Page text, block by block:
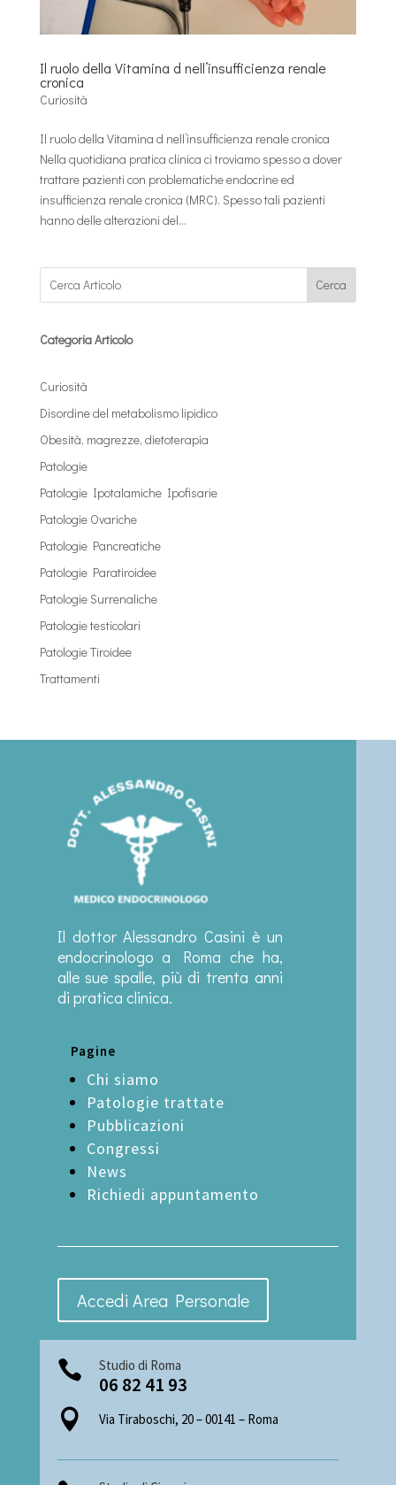
Il ruolo della Vitamina d nell’insufficienza renale
cronica
Curiosità
Il ruolo della Vitamina d nell’insufficienza renale cronica
Nella quotidiana pratica clinica ci troviamo spesso a dover
trattare pazienti con problematiche endocrine ed
insufficienza renale cronica (MRC). Spesso tali pazienti
hanno delle alterazioni del...
Cerca
Categoria Articolo
Curiosità
Disordine del metabolismo lipidico
Obesità, magrezze, dietoterapia
Patologie
Patologie Ipotalamiche Ipofisarie
Patologie Ovariche
Patologie Pancreatiche
Patologie Paratiroidee
Patologie Surrenaliche
Patologie testicolari
Patologie Tiroidee
Trattamenti
Il dottor Alessandro Casini è un
endocrinologo a Roma che ha,
alle sue spalle, più di trenta anni
di pratica clinica.
Pagine
Chi siamo
Patologie trattate
Pubblicazioni
Congressi
News
Richiedi appuntamento
Accedi Area Personale
 Studio di Roma
06 82 41 93
 Via Tiraboschi, 20 – 00141 – Roma